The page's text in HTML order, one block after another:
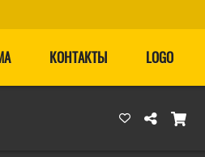
КОНТАКТЫ LOGO